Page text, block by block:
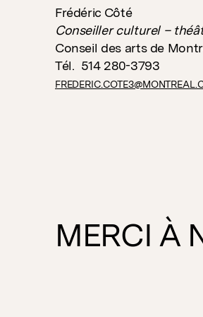
Frédéric Côté
Conseiller culturel –
Conseil des arts de
Tél. 514 280-3793
MERCI À